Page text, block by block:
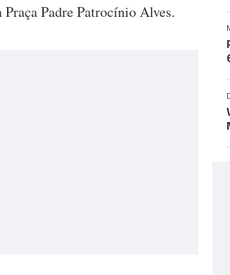
Padre Patrocínio Alves.